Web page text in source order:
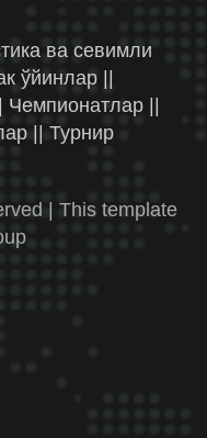
ва севимли
ўйинлар ||
Чемпионатлар ||
|| Турнир
| This template